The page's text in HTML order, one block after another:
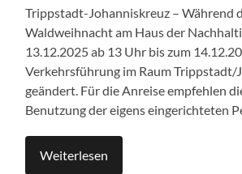
Trippstadt-Johanniskreuz – Während
Waldweihnacht am Haus der
13.12.2025 ab 13 Uhr bis zum
Verkehrsführung im Raum Trippstadt/
geändert. Für die Anreise empfehlen
Benutzung der eigens eingerichteten
Weiterlesen